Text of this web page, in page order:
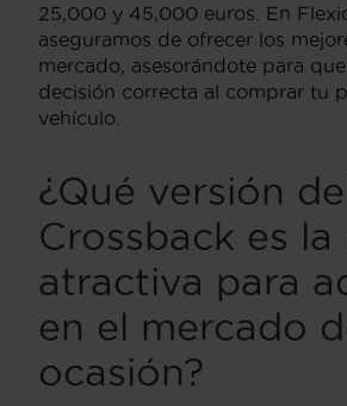
25,000 y 45,000 euros. En
aseguramos de ofrecer los
mercado, asesorándote para
decisión correcta al comprar tu
vehículo.
¿Qué versión
Crossback es la
atractiva para
en el mercado
ocasión?